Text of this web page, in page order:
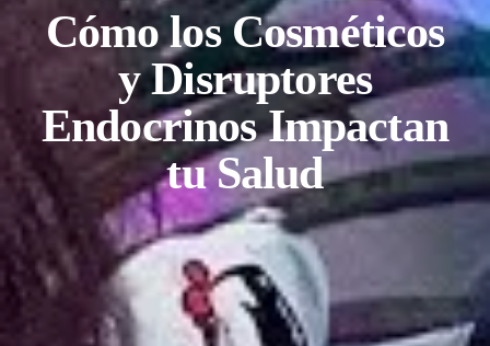
Cómo los Cosméticos
y Disruptores
Endocrinos Impactan
tu Salud